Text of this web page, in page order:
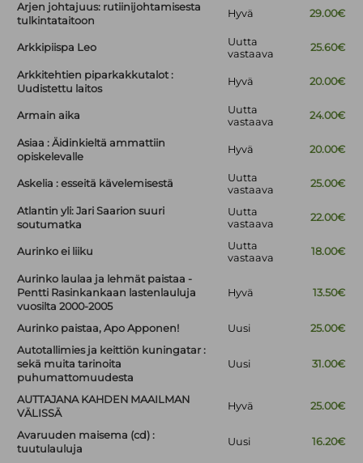
Arjen johtajuus: rutiinijohtamisesta
tulkintataitoon
Hyvä 29.00€
Arkkipiispa Leo
Uutta
vastaava
25.60€
Arkkitehtien piparkakkutalot :
Uudistettu laitos
Hyvä 20.00€
Armain aika
Uutta
vastaava
24.00€
Asiaa : Äidinkieltä ammattiin
opiskelevalle
Hyvä 20.00€
Askelia : esseitä kävelemisestä
Uutta
vastaava
25.00€
Atlantin yli: Jari Saarion suuri
soutumatka
Uutta
vastaava
22.00€
Aurinko ei liiku
Uutta
vastaava
18.00€
Aurinko laulaa ja lehmät paistaa -
Pentti Rasinkankaan lastenlauluja
vuosilta 2000-2005
Hyvä 13.50€
Aurinko paistaa, Apo Apponen! Uusi
25.00€
Autotallimies ja keittiön kuningatar :
sekä muita tarinoita
puhumattomuudesta
Uusi 31.00€
AUTTAJANA KAHDEN MAAILMAN
VÄLISSÄ
Hyvä 25.00€
Avaruuden maisema (cd) :
tuutulauluja
Uusi 16.20€